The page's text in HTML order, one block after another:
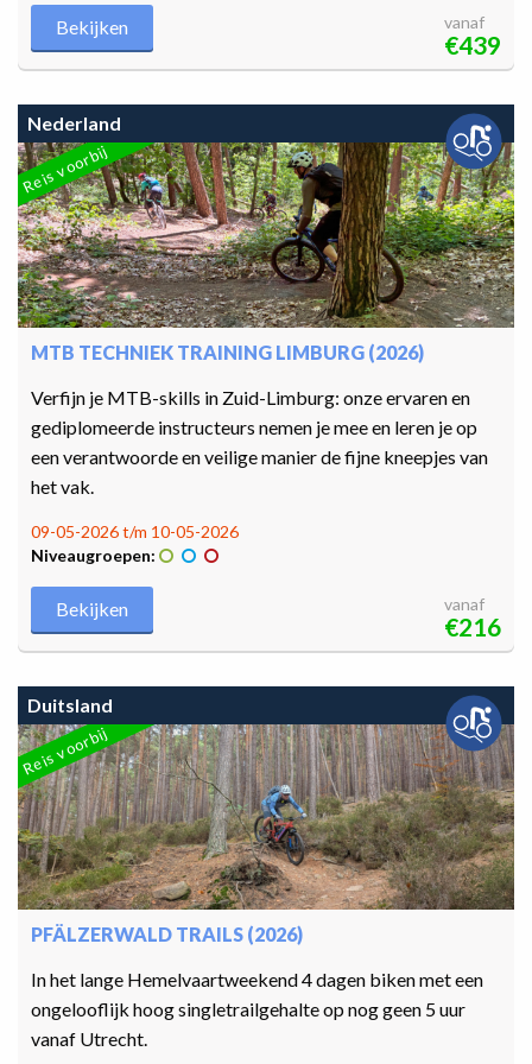
Bekijken vanaf
€439
Nederland
Reis voorbij
MTB TECHNIEK TRAINING LIMBURG (2026)
Verfijn je MTB-skills in Zuid-Limburg: onze ervaren en
gediplomeerde instructeurs nemen je mee en leren je op
een verantwoorde en veilige manier de fijne kneepjes van
het vak.
09-05-2026 t/m 10-05-2026
Niveaugroepen:
Bekijken vanaf
€216
Duitsland
Reis voorbij
PFÄLZERWALD TRAILS (2026)
In het lange Hemelvaartweekend 4 dagen biken met een
ongelooflijk hoog singletrailgehalte op nog geen 5 uur
vanaf Utrecht.